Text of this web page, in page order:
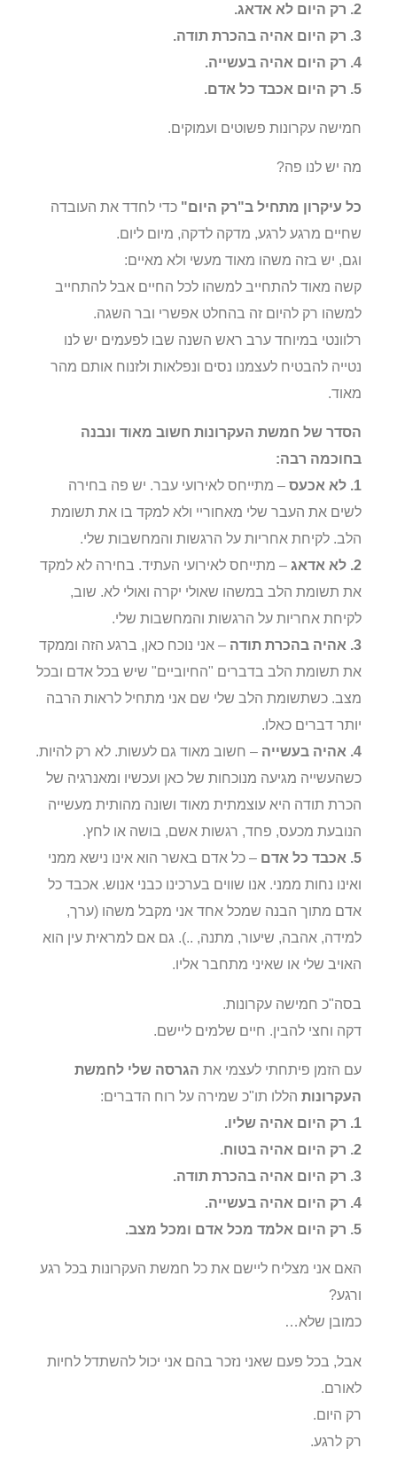
2. רק היום לא אדאג.
3. רק היום אהיה בהכרת תודה.
4. רק היום אהיה בעשייה.
5. רק היום אכבד כל אדם.
חמישה עקרונות פשוטים ועמוקים.
מה יש לנו פה?
כל עיקרון מתחיל ב"רק היום" כדי לחדד את העובדה
שחיים מרגע לרגע, מדקה לדקה, מיום ליום.
וגם, יש בזה משהו מאוד מעשי ולא מאיים:
קשה מאוד להתחייב למשהו לכל החיים אבל להתחייב
למשהו רק להיום זה בהחלט אפשרי ובר השגה.
רלוונטי במיוחד ערב ראש השנה שבו לפעמים יש לנו
נטייה להבטיח לעצמנו נסים ונפלאות ולזנוח אותם מהר
מאוד.
הסדר של חמשת העקרונות חשוב מאוד ונבנה
בחוכמה רבה:
1. לא אכעס
– מתייחס לאירועי עבר. יש פה בחירה
לשים את העבר שלי מאחוריי ולא למקד בו את תשומת
הלב. לקיחת אחריות על הרגשות והמחשבות שלי.
2. לא אדאג
– מתייחס לאירועי העתיד. בחירה לא למקד
את תשומת הלב במשהו שאולי יקרה ואולי לא. שוב,
לקיחת אחריות על הרגשות והמחשבות שלי.
3. אהיה בהכרת תודה
– אני נוכח כאן, ברגע הזה וממקד
את תשומת הלב בדברים "החיוביים" שיש בכל אדם ובכל
מצב. כשתשומת הלב שלי שם אני מתחיל לראות הרבה
יותר דברים כאלו.
4. אהיה בעשייה
– חשוב מאוד גם לעשות. לא רק להיות.
כשהעשייה מגיעה מנוכחות של כאן ועכשיו ומאנרגיה של
הכרת תודה היא עוצמתית מאוד ושונה מהותית מעשייה
הנובעת מכעס, פחד, רגשות אשם, בושה או לחץ.
5. אכבד כל אדם
– כל אדם באשר הוא אינו נישא ממני
ואינו נחות ממני. אנו שווים בערכינו כבני אנוש. אכבד כל
אדם מתוך הבנה שמכל אחד אני מקבל משהו (ערך,
למידה, אהבה, שיעור, מתנה, ..). גם אם למראית עין הוא
האויב שלי או שאיני מתחבר אליו.
בסה"כ חמישה עקרונות.
דקה וחצי להבין. חיים שלמים ליישם.
עם הזמן פיתחתי לעצמי את הגרסה שלי לחמשת
העקרונות הללו תו"כ שמירה על רוח הדברים:
1. רק היום אהיה שליו.
2. רק היום אהיה בטוח.
3. רק היום אהיה בהכרת תודה.
4. רק היום אהיה בעשייה.
5. רק היום אלמד מכל אדם ומכל מצב.
האם אני מצליח ליישם את כל חמשת העקרונות בכל רגע
ורגע?
כמובן שלא…
אבל, בכל פעם שאני נזכר בהם אני יכול להשתדל לחיות
לאורם.
רק היום.
רק לרגע.